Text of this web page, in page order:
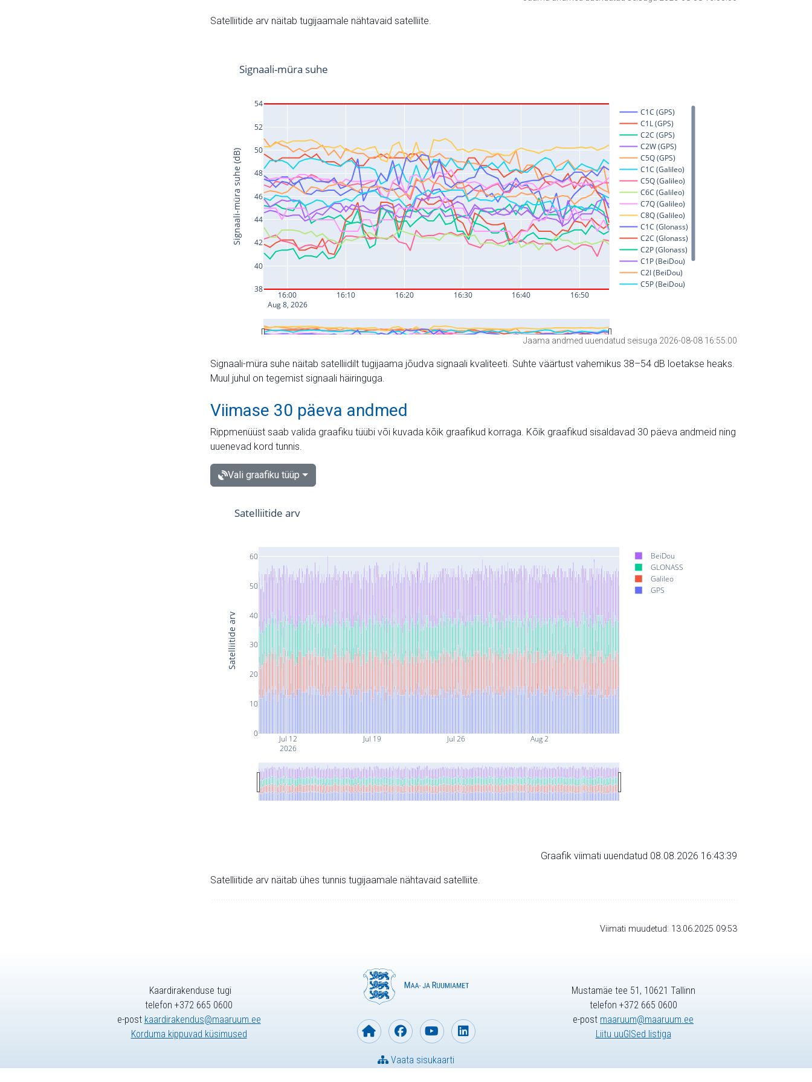
Satelliitide arv näitab tugijaamale nähtavaid satelliite.
Jaama andmed uuendatud seisuga 2026-08-08 16:55:00
Signaali-müra suhe näitab satelliidilt tugijaama jõudva signaali kvaliteeti. Suhte väärtust vahemikus 38–54 dB loetakse heaks.
Muul juhul on tegemist signaali häiringuga.
Viimase 30 päeva andmed
Rippmenüüst saab valida graafiku tüübi või kuvada kõik graafikud korraga. Kõik graafikud sisaldavad 30 päeva andmeid ning
uuenevad kord tunnis.
Vali graafiku tüüp
Jul 12
2026
Jul 19 Jul 26 Aug 2
0
10
20
30
40
50
60
BeiDou
GLONASS
Galileo
GPS
Satelliitide arv
Satelliitide arv
Graafik viimati uuendatud 08.08.2026 16:43:39
Satelliitide arv näitab ühes tunnis tugijaamale nähtavaid satelliite.
Viimati muudetud: 13.06.2025 09:53
Kaardirakenduse tugi
telefon +372 665 0600
e-post kaardirakendus@maaruum.ee
Korduma kippuvad küsimused
Vaata sisukaarti
Mustamäe tee 51, 10621 Tallinn
telefon +372 665 0600
e-post maaruum@maaruum.ee
Liitu uuGISed listiga